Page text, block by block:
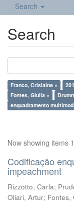
Search
Search
Franco, Crislaine ×
Fontes, Giulia ×
enquadramento
Now showing items
Codificação
impeachment
Rizzotto, Carla;
Oliari, Artur; Fontes,